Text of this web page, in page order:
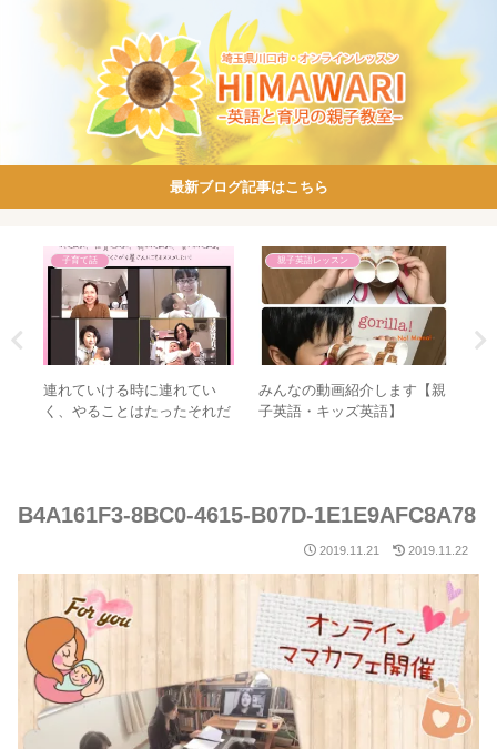
最新ブログ記事はこちら
子育て話
連れていける時に連れてい
く、やることはたったそれだ
親子英語レッスン
みんなの動画紹介します【親
子英語・キッズ英語】
B4A161F3-8BC0-4615-B07D-1E1E9AFC8A78
2019.11.21 2019.11.22